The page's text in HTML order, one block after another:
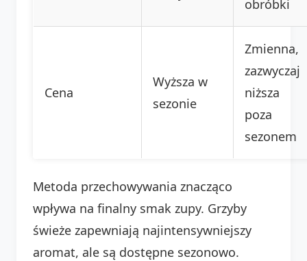
obróbki
Cena
Wyższa w
sezonie
Zmienna,
zazwyczaj
niższa
poza
sezonem
Metoda przechowywania znacząco
wpływa na finalny smak zupy. Grzyby
świeże zapewniają najintensywniejszy
aromat, ale są dostępne sezonowo.